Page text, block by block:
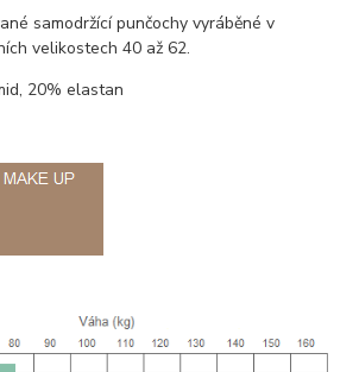
samodržící punčochy vyráběné v
velikostech 40 až 62.
20% elastan